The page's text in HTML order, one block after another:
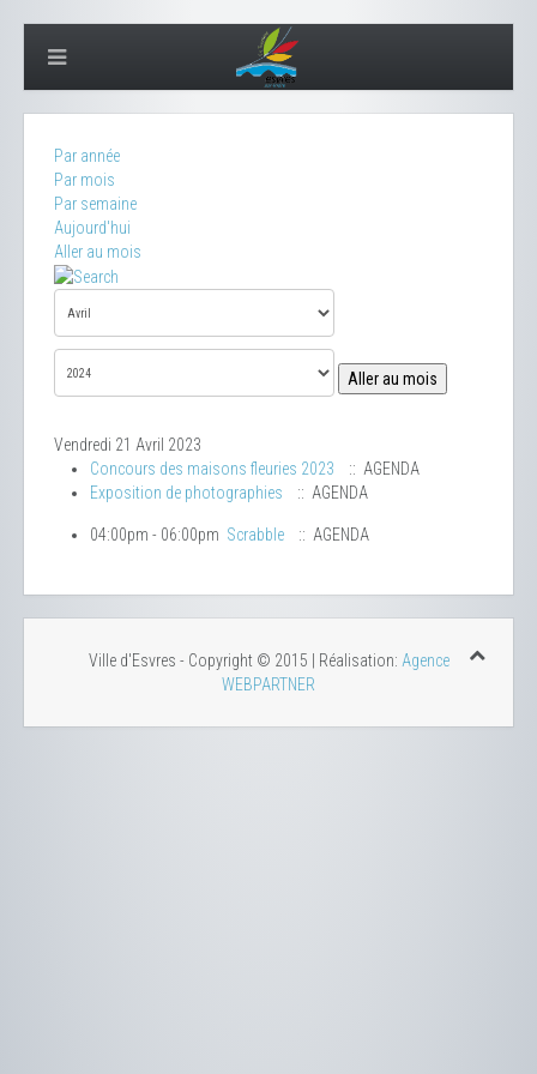
Par année
Par mois
Par semaine
Aujourd'hui
Aller au mois
Aller au mois
Vendredi 21 Avril 2023
Concours des maisons fleuries 2023
:: AGENDA
Exposition de photographies
:: AGENDA
04:00pm - 06:00pm Scrabble :: AGENDA
Ville d'Esvres - Copyright © 2015 | Réalisation: Agence
WEBPARTNER